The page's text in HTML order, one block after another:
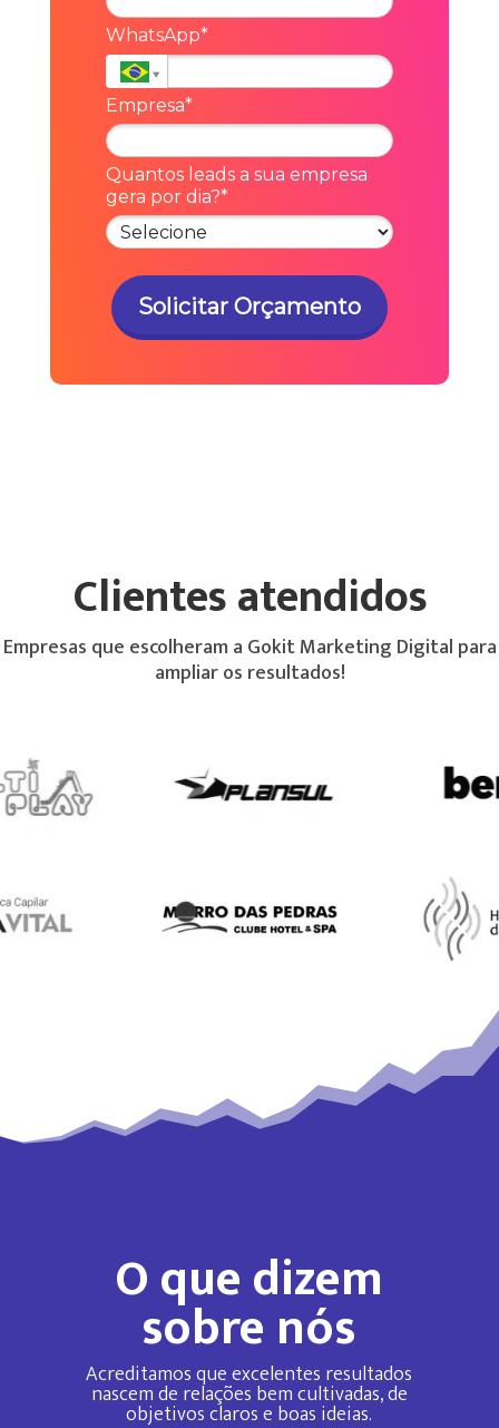
WhatsApp*
Empresa*
Quantos leads a sua empresa
gera por dia?*
Solicitar Orçamento
Clientes atendidos
Empresas que escolheram a Gokit Marketing Digital para
ampliar os resultados!
O que dizem
sobre nós
Acreditamos que excelentes resultados
nascem de relações bem cultivadas, de
objetivos claros e boas ideias.